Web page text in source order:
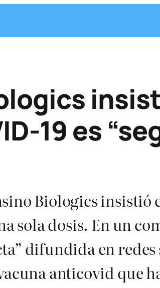
19 es
Biologics insistió
sola dosis. En un
difundida en
anticovid que